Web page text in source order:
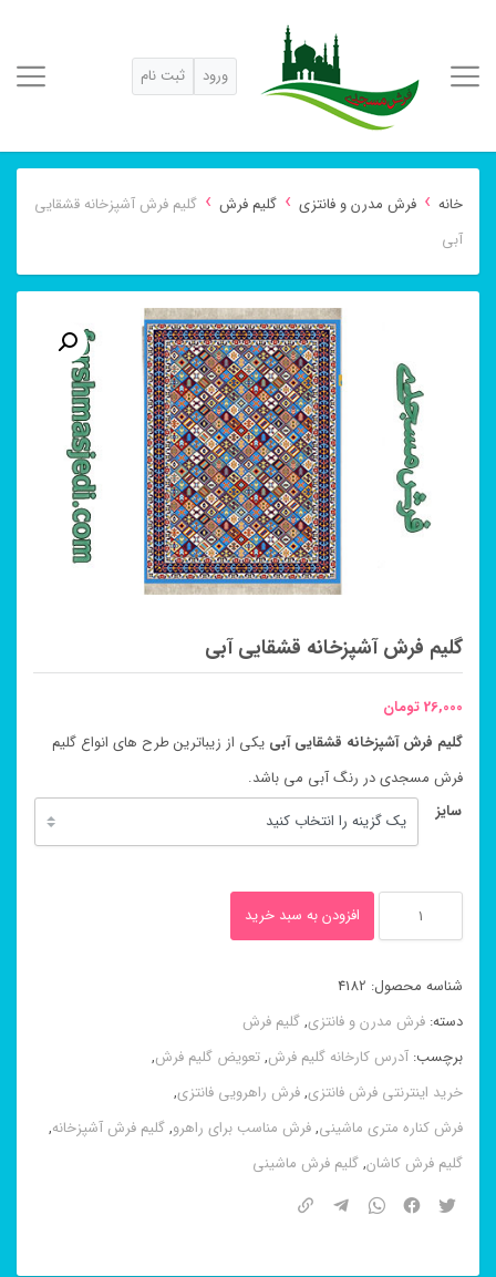
ورود ثبت نام
خانه › فرش مدرن و فانتزی › گلیم فرش › گلیم فرش آشپزخانه قشقایی
آبی
گلیم فرش آشپزخانه قشقایی آبی
26,000تومان
گلیم فرش آشپزخانه قشقایی آبی یکی از زیباترین طرح های انواع گلیم
فرش مسجدی در رنگ آبی می باشد.
سایز
فرش
آشپزخانه
قشقایی
آبی
عدد
افزودن به سبد خرید
شناسه محصول: 4182
دسته: فرش مدرن و فانتزی,گلیم فرش
برچسب: آدرس کارخانه گلیم فرش,تعویض گلیم فرش,
خرید اینترنتی فرش فانتزی,فرش راهرویی فانتزی,
فرش کناره متری ماشینی,فرش مناسب برای راهرو,گلیم فرش آشپزخانه,
گلیم فرش کاشان,گلیم فرش ماشینی